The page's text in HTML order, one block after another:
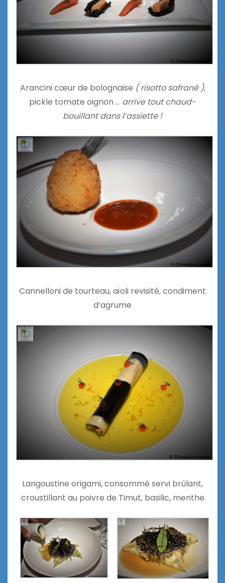
Arancini cœur de bolognaise ( risotto safrané ),
pickle tomate oignon … arrive tout chaud-
bouillant dans l’assiette !
Cannelloni de tourteau, aïoli revisité, condiment
d’agrume
Langoustine origami, consommé servi brûlant,
croustillant au poivre de Timut, basilic, menthe